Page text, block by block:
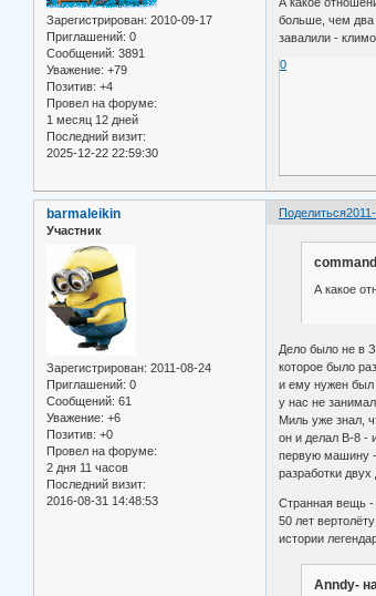
Зарегистрирован: 2010-09-17
Приглашений: 0
Сообщений: 3891
Уважение: +79
Позитив: +4
Провел на форуме:
1 месяц 12 дней
Последний визит:
2025-12-22 22:59:30
больше, чем два
завалили -
0
Поделиться
barmaleikin
Участник
Зарегистрирован: 2011-08-24
Приглашений: 0
Сообщений: 61
Уважение: +6
Позитив: +0
Провел на форуме:
2 дня 11 часов
Последний визит:
2016-08-31 14:48:53
А какое
Дело было не в
которое было
и ему нужен был
у нас не
Миль уже знал,
он и делал В-8 -
первую машину -
разработки двух
Странная вещь -
50 лет
истории
Anndy-